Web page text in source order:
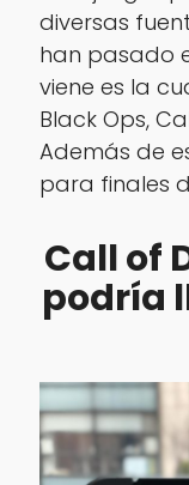
diversas
han pasado
viene es la
Black Ops,
Además de
para finales
Call of
podría